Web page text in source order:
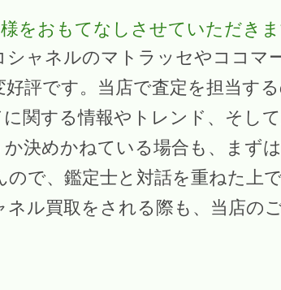
をおもてなしさせていただきま
ャネルのマトラッセやココマ
評です。当店で査定を担当する
関する情報やトレンド、そし
決めかねている場合も、まず
で、鑑定士と対話を重ねた上
ル買取をされる際も、当店の